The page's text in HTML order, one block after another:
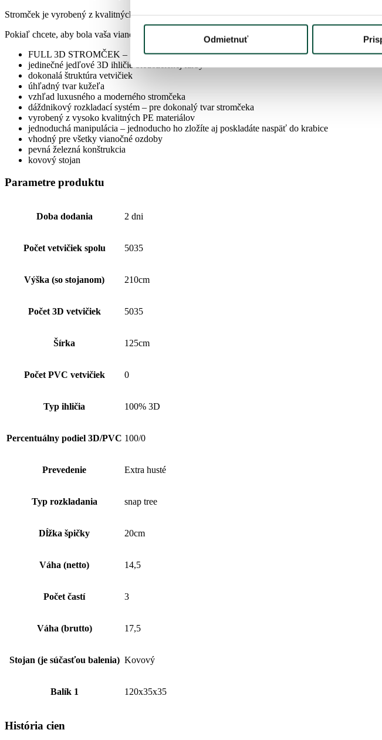
Odmietnuť
Stromček je vyrobený z kvalitných materiálov. Vďaka dáždnikovému rozkladaciemu systému ho
Pokiaľ chcete, aby bola vaša vianočná výzdoba dokonalo zladená, aj tento produkt môžete
FULL 3D STROMČEK – 100% stromčeka je tvorené iba kvalitným 3D ihličím a tak je na
jedinečné jedľové 3D ihličie bledozelenej farby
dokonalá štruktúra vetvičiek
úhľadný tvar kužeľa
vzhľad luxusného a moderného stromčeka
dáždnikový rozkladací systém – pre dokonalý tvar stromčeka
vyrobený z vysoko kvalitných PE materiálov
jednoduchá manipulácia – jednoducho ho zložíte aj poskladáte naspäť do krabice
vhodný pre všetky vianočné ozdoby
pevná železná konštrukcia
kovový stojan
Parametre produktu
Doba dodania 2 dni
Počet vetvičiek spolu 5035
Výška (so stojanom) 210cm
Počet 3D vetvičiek 5035
Šírka 125cm
Počet PVC vetvičiek 0
Typ ihličia 100% 3D
Percentuálny podiel 3D/PVC 100/0
Prevedenie Extra husté
Typ rozkladania snap tree
Dĺžka špičky 20cm
Váha (netto) 14,5
Počet častí 3
Váha (brutto) 17,5
Stojan (je súčasťou balenia) Kovový
Balík 1 120x35x35
História cien